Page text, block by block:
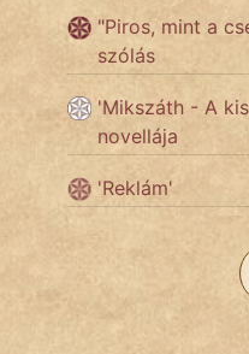
NapHold
Név nélkül
pszichopati
szegény legény
Hoffer Botond
"Piros, mint a
szólás
'Mikszáth - A
novellája
'Reklám'